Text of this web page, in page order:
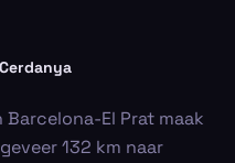
Cerdanya
El Prat maak
132 km naar